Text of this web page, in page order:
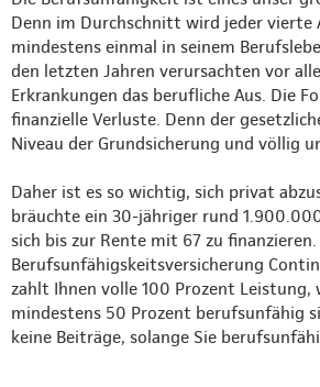
Denn im Durchschnitt wird jeder vierte
mindestens einmal in seinem
den letzten Jahren verursachten vor
Erkrankungen das berufliche Aus. Die
finanzielle Verluste. Denn der
Niveau der Grundsicherung und völlig
Daher ist es so wichtig, sich privat
bräuchte ein 30-jähriger rund
sich bis zur Rente mit 67 zu finanzieren.
Berufsunfähigskeitsversicherung
zahlt Ihnen volle 100 Prozent Leistung,
mindestens 50 Prozent berufsunfähig
keine Beiträge, solange Sie